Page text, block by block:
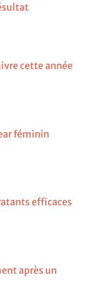
cette année
féminin
efficaces
après un